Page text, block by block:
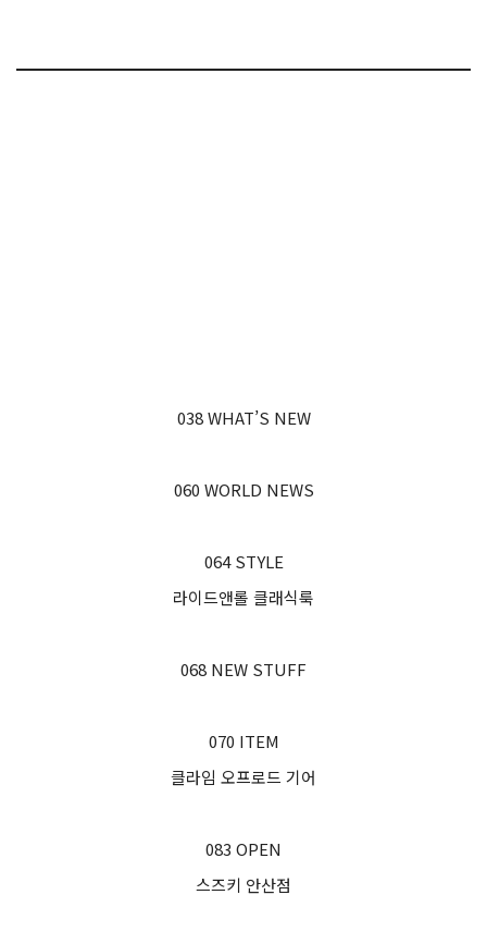
038 WHAT’S NEW
060 WORLD NEWS
064 STYLE
라이드앤롤 클래식룩
068 NEW STUFF
070 ITEM
클라임 오프로드 기어
083 OPEN
스즈키 안산점